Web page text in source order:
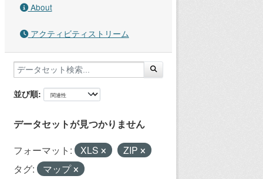
About
アクティビティストリーム
並び順
データセットが見つかりません
フォーマット: XLS
ZIP
タグ:
マップ